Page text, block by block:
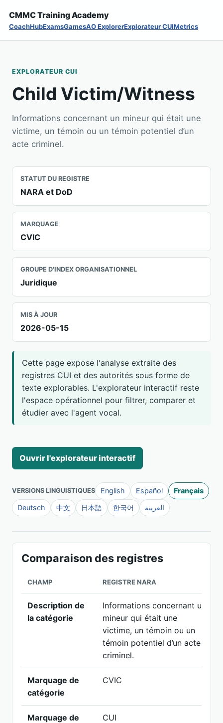
CMMC Training Academy
CoachHubExamsGamesAO ExplorerExplorateur CUIMetrics
EXPLORATEUR CUI
Child Victim/Witness
Informations concernant un mineur qui était une
victime, un témoin ou un témoin potentiel d’un
acte criminel.
STATUT DU REGISTRE
NARA et DoD
MARQUAGE
CVIC
GROUPE D'INDEX ORGANISATIONNEL
Juridique
MIS À JOUR
2026-05-15
Cette page expose l'analyse extraite des
registres CUI et des autorités sous forme de
texte explorables. L'explorateur interactif reste
l'espace opérationnel pour filtrer, comparer et
étudier avec l'agent vocal.
Ouvrir l'explorateur interactif
VERSIONS LINGUISTIQUES English Español
Français
Deutsch
中文 日本語 한국어 العربية
Comparaison des registres
CHAMP REGISTRE NARA
Description de
la catégorie
Informations concernant un
mineur qui était une
victime, un témoin ou un
témoin potentiel d’un acte
criminel.
Marquage de
catégorie
CVIC
Marquage de
CUI